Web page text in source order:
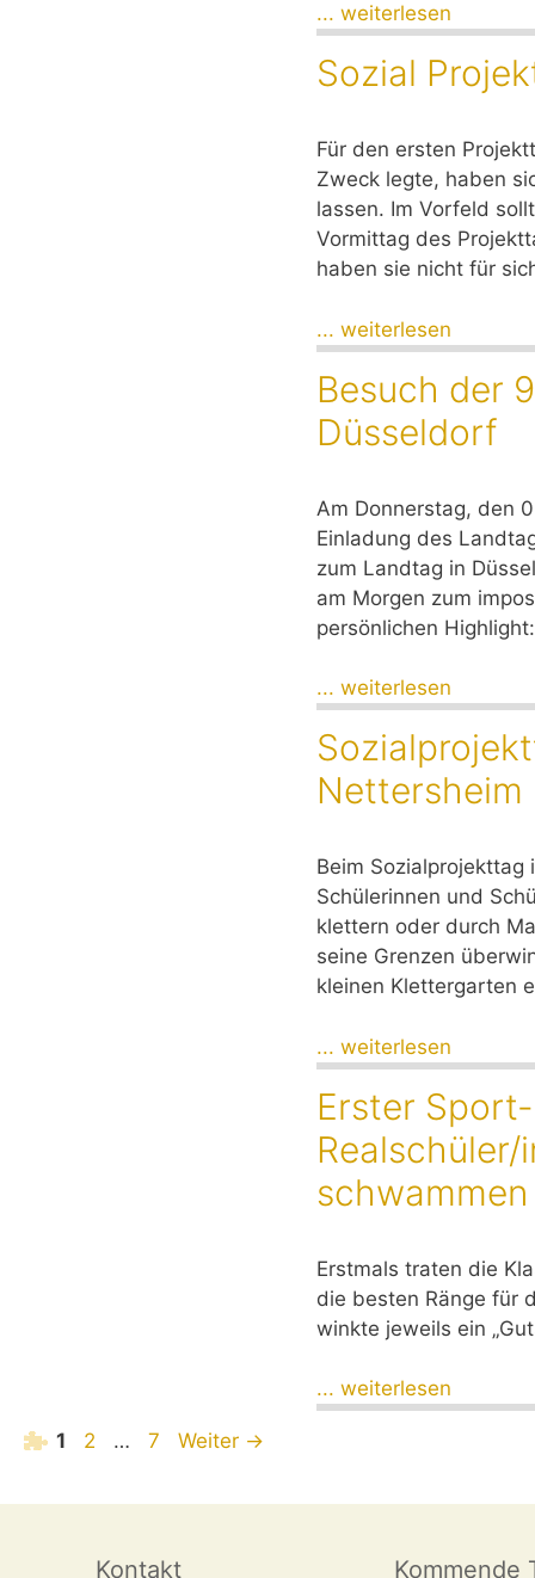
... weiterlesen
Sozial
Für den ersten
Zweck legte, haben
lassen. Im Vorfeld
Vormittag des
haben sie nicht für
... weiterlesen
Besuch der
Düsseldorf
Am Donnerstag, den
Einladung des
zum Landtag in
am Morgen zum
persönlichen
... weiterlesen
Nettersheim
Beim
Schülerinnen und
klettern oder durch
seine Grenzen
kleinen Klettergarten
... weiterlesen
Erster
Erstmals traten die
die besten Ränge für
winkte jeweils ein
... weiterlesen
Seite
1 Seite
2 … Seite
7 Weiter →
Kontakt Kommende